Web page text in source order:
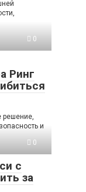
0
Ринг
решение,
и
0
с
за